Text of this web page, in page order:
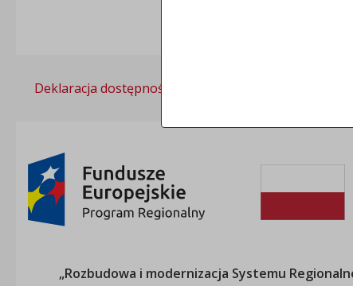
Deklaracja dostępności
„Rozbudowa i modernizacja Systemu